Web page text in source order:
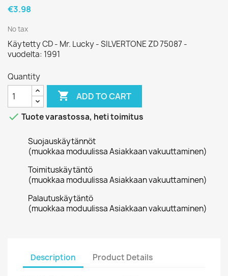
€3.98
No tax
Käytetty CD - Mr. Lucky - SILVERTONE ZD 75087 -
vuodelta: 1991
Quantity
 ADD TO CART
 Tuote varastossa, heti toimitus
Suojauskäytännöt
(muokkaa moduulissa Asiakkaan vakuuttaminen)
Toimituskäytäntö
(muokkaa moduulissa Asiakkaan vakuuttaminen)
Palautuskäytäntö
(muokkaa moduulissa Asiakkaan vakuuttaminen)
Description Product Details